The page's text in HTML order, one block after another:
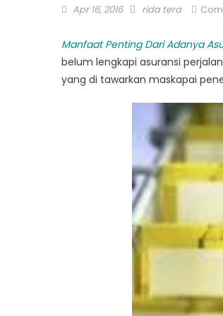
Posted
Apr 16, 2016 Author
rida tera
Manfaat Penting Dari Adanya
belum lengkapi asuransi
yang di tawarkan maskapai